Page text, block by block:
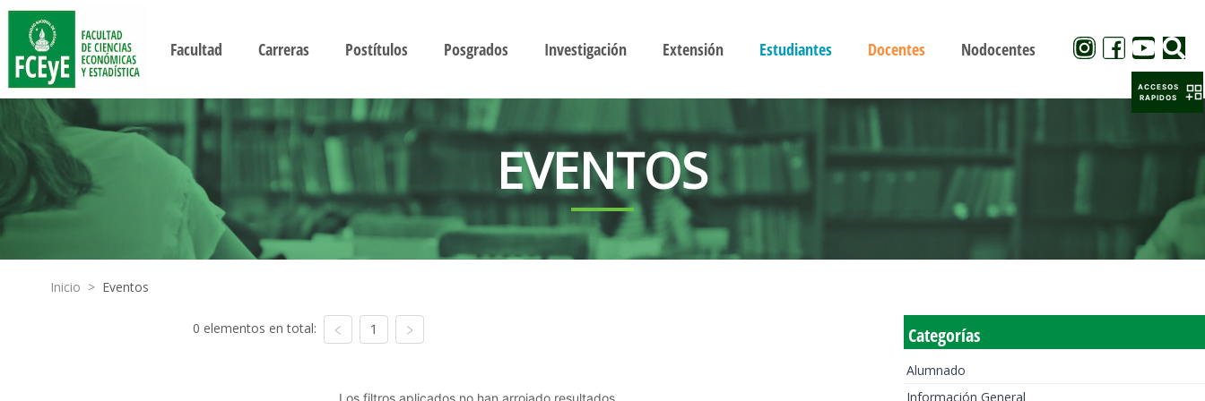
Facultad Carreras Postítulos Posgrados Investigación Extensión Estudiantes Docentes Nodocentes
EVENTOS
Inicio > Eventos
0 elementos en total: 1
Los filtros aplicados no han arrojado resultados
Categorías
Alumnado
Información General
ACCESOS
RAPIDOS